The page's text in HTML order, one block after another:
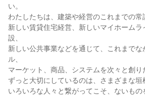
い。
わたしたちは、建築や経営のこれまでの常
新しい賃貸住宅経営、新しいマイホーム
設、
新しい公共事業などを通じて、これまで
ル、
マーケット、商品、システムを次々と創り
ずっと大切にしているのは、さまざまな垣
いろいろな人々と繋がってこそ、ないも